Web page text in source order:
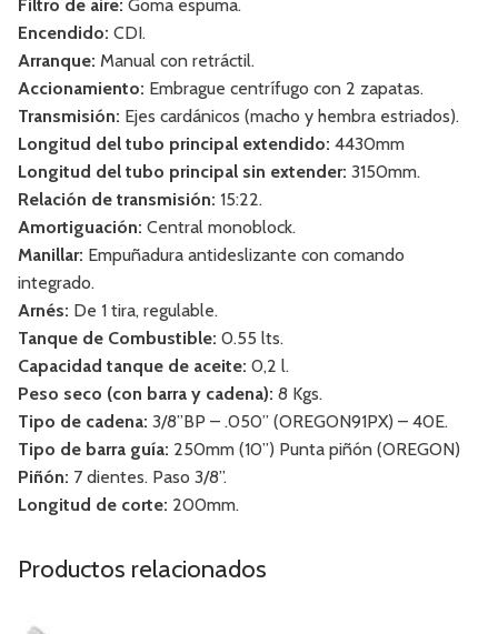
Filtro de aire: Goma espuma.
Encendido: CDI.
Arranque: Manual con retráctil.
Accionamiento: Embrague centrífugo con 2 zapatas.
Transmisión: Ejes cardánicos (macho y hembra estriados).
Longitud del tubo principal extendido: 4430mm
Longitud del tubo principal sin extender: 3150mm.
Relación de transmisión: 15:22.
Amortiguación: Central monoblock.
Manillar: Empuñadura antideslizante con comando
integrado.
Arnés: De 1 tira, regulable.
Tanque de Combustible: 0.55 lts.
Capacidad tanque de aceite: 0,2 l.
Peso seco (con barra y cadena): 8 Kgs.
Tipo de cadena: 3/8”BP – .050” (OREGON91PX) – 40E.
Tipo de barra guía: 250mm (10”) Punta piñón (OREGON)
Piñón: 7 dientes. Paso 3/8”.
Longitud de corte: 200mm.
Productos relacionados